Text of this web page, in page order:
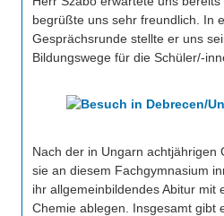
begrüßte uns sehr freundlich. In
Gesprächsrunde stellte er uns
Bildungswege für die Schüler/-
Nach der in Ungarn achtjährigen
sie an diesem Fachgymnasium
ihr allgemeinbildendes Abitur mit
Chemie ablegen. Insgesamt gibt